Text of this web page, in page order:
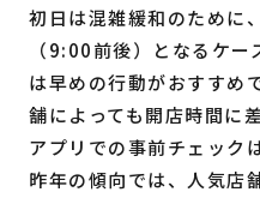
初日は混雑緩和のために
（9:00前後）となるケ
は早めの行動がおすすめ
舗によっても開店時間に
アプリでの事前チェック
昨年の傾向では、人気店